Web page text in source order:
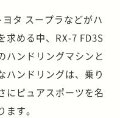
タ スープラなどがハ
求める中、RX-7 FD3S
ハンドリングマシンと
ハンドリングは、乗り
にピュアスポーツを名
す。